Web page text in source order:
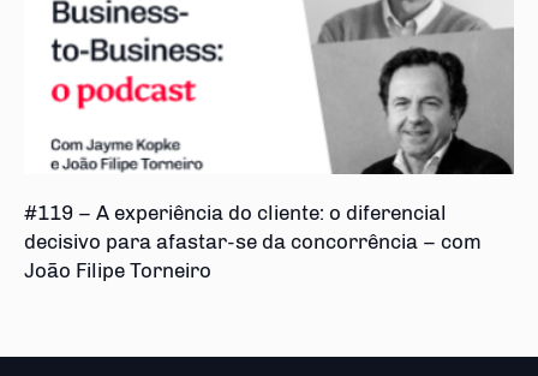
#119 – A experiência do cliente: o diferencial
decisivo para afastar-se da concorrência – com
João Filipe Torneiro